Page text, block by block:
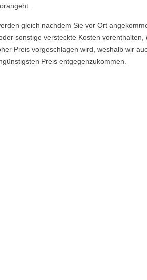
gleich nachdem Sie vor Ort
sonstige versteckte Kosten
Preis vorgeschlagen wird, weshalb wir
Preis entgegenzukommen.